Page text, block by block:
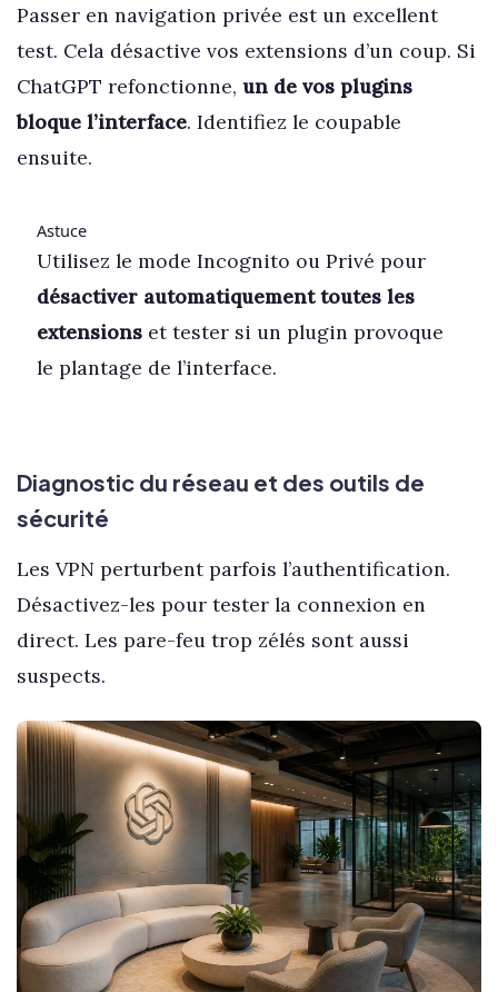
Passer en navigation privée est un excellent
test. Cela désactive vos extensions d’un coup. Si
ChatGPT refonctionne, un de vos plugins
bloque l’interface. Identifiez le coupable
ensuite.
Astuce
Utilisez le mode Incognito ou Privé pour
désactiver automatiquement toutes les
extensionset tester si un plugin provoque
le plantage de l’interface.
Diagnostic du réseau et des outils de
sécurité
Les VPN perturbent parfois l’authentification.
Désactivez-les pour tester la connexion en
direct. Les pare-feu trop zélés sont aussi
suspects.